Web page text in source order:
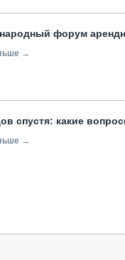
форум
→
спустя: какие
→